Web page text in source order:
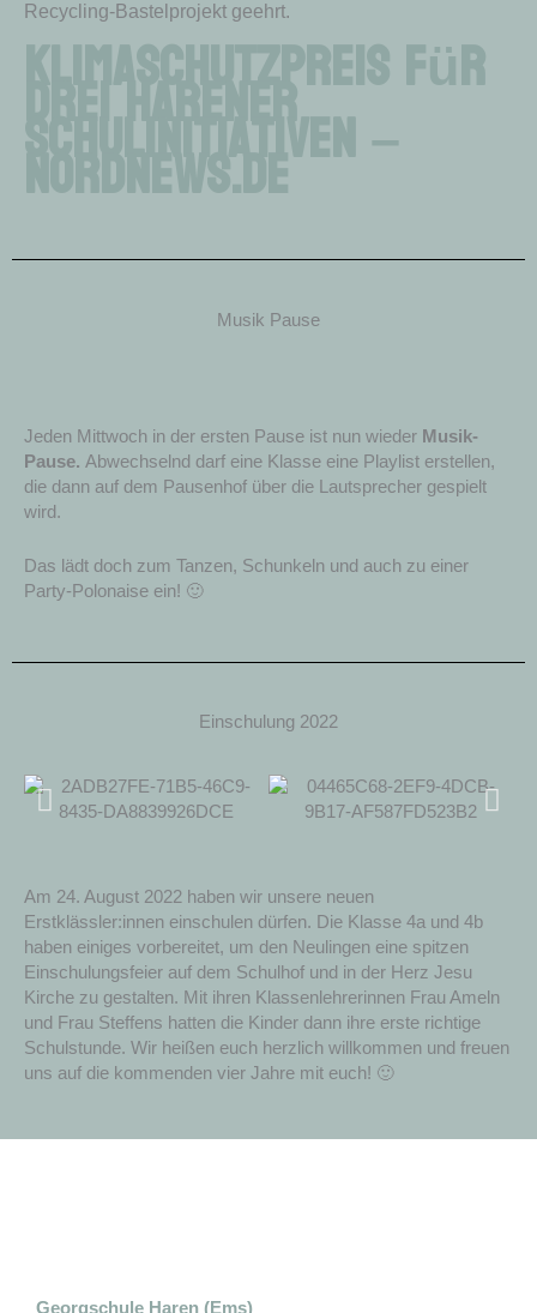
Recycling-Bastelprojekt geehrt.
Klimaschutzpreis für
drei Harener
Schulinitiativen –
NordNews.de
Musik Pause
Jeden Mittwoch in der ersten Pause ist nun wieder Musik-
Pause. Abwechselnd darf eine Klasse eine Playlist erstellen,
die dann auf dem Pausenhof über die Lautsprecher gespielt
wird.
Das lädt doch zum Tanzen, Schunkeln und auch zu einer
Party-Polonaise ein! 🙂
Einschulung 2022
Am 24. August 2022 haben wir unsere neuen
Erstklässler:innen einschulen dürfen. Die Klasse 4a und 4b
haben einiges vorbereitet, um den Neulingen eine spitzen
Einschulungsfeier auf dem Schulhof und in der Herz Jesu
Kirche zu gestalten. Mit ihren Klassenlehrerinnen Frau Ameln
und Frau Steffens hatten die Kinder dann ihre erste richtige
Schulstunde. Wir heißen euch herzlich willkommen und freuen
uns auf die kommenden vier Jahre mit euch! 🙂
Georgschule Haren (Ems)